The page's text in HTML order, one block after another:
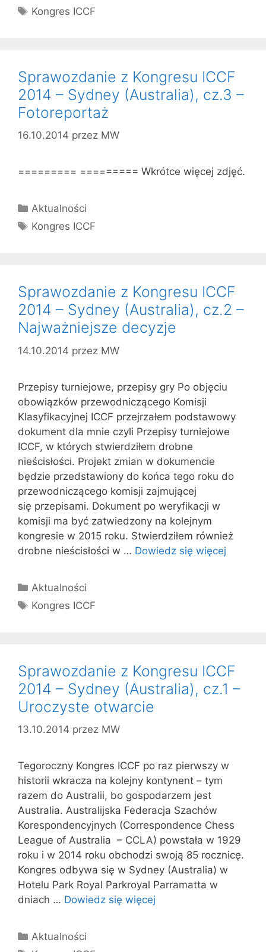
Tagi
Kongres ICCF
Sprawozdanie z Kongresu ICCF
2014 – Sydney (Australia), cz.3 –
Fotoreportaż
16.10.2014 przez MW
========= ========= Wkrótce więcej zdjęć.
Kategorie
Aktualności
Tagi
Kongres ICCF
Sprawozdanie z Kongresu ICCF
2014 – Sydney (Australia), cz.2 –
Najważniejsze decyzje
14.10.2014 przez MW
Przepisy turniejowe, przepisy gry Po objęciu
obowiązków przewodniczącego Komisji
Klasyfikacyjnej ICCF przejrzałem podstawowy
dokument dla mnie czyli Przepisy turniejowe
ICCF, w których stwierdziłem drobne
nieścisłości. Projekt zmian w dokumencie
będzie przedstawiony do końca tego roku do
przewodniczącego komisji zajmującej
się przepisami. Dokument po weryfikacji w
komisji ma być zatwiedzony na kolejnym
kongresie w 2015 roku. Stwierdziłem również
drobne nieścisłości w … Dowiedz się więcej
Kategorie
Aktualności
Tagi
Kongres ICCF
Sprawozdanie z Kongresu ICCF
2014 – Sydney (Australia), cz.1 –
Uroczyste otwarcie
13.10.2014 przez MW
Tegoroczny Kongres ICCF po raz pierwszy w
historii wkracza na kolejny kontynent – tym
razem do Australii, bo gospodarzem jest
Australia. Australijska Federacja Szachów
Korespondencyjnych (Correspondence Chess
League of Australia – CCLA) powstała w 1929
roku i w 2014 roku obchodzi swoją 85 rocznicę.
Kongres odbywa się w Sydney (Australia) w
Hotelu Park Royal Parkroyal Parramatta w
dniach … Dowiedz się więcej
Kategorie
Aktualności